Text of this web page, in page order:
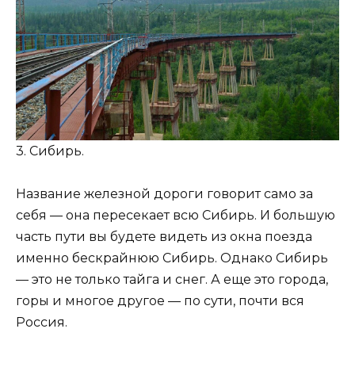
3. Сибирь.
Название железной дороги говорит само за
себя — она ​​пересекает всю Сибирь. И большую
часть пути вы будете видеть из окна поезда
именно бескрайнюю Сибирь. Однако Сибирь
— это не только тайга и снег. А еще это города,
горы и многое другое — по сути, почти вся
Россия.